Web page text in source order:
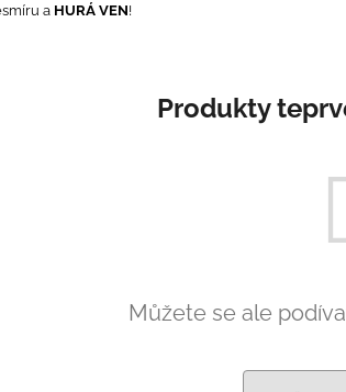
a HURÁVEN!
Produkty
Můžete se ale